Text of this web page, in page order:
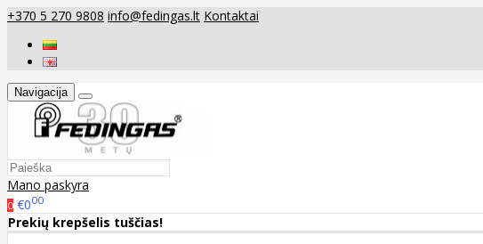
+370 5 270 9808 info@fedingas.lt Kontaktai
Navigacija
Mano paskyra
0 €000
Prekių krepšelis tuščias!